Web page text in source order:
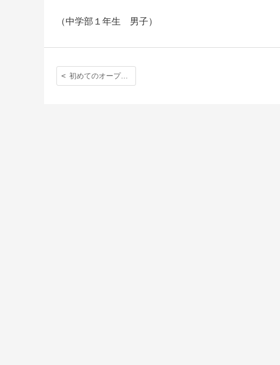
（中学部１年生 男子）
初めてのオープンデイ